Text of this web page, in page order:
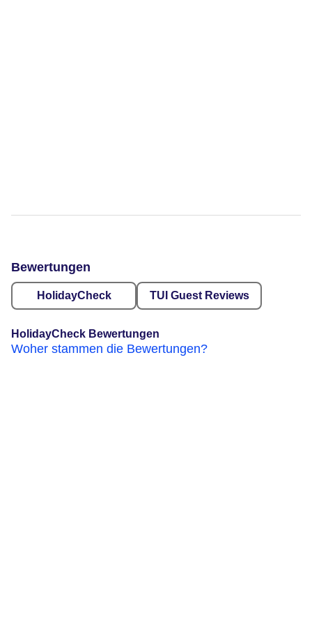
Bewertungen
HolidayCheck TUI Guest Reviews
HolidayCheck Bewertungen
Woher stammen die Bewertungen?